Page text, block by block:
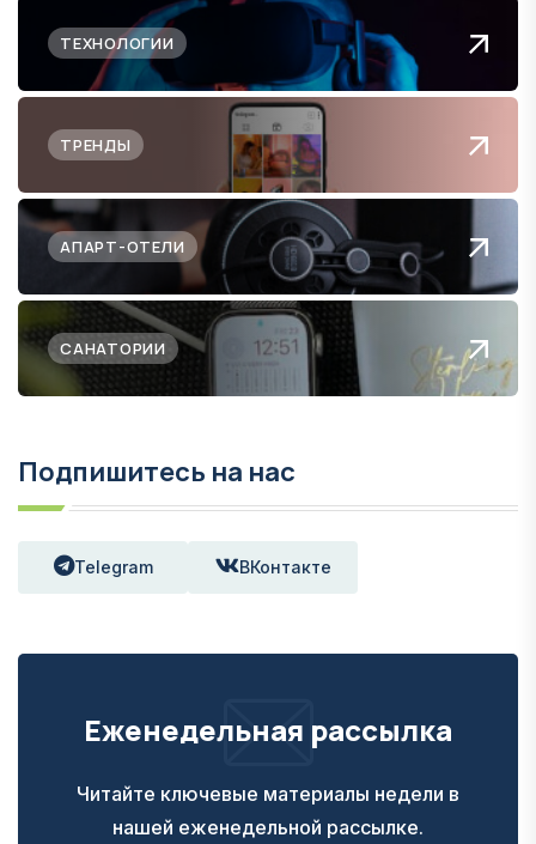
ТЕХНОЛОГИИ
ТРЕНДЫ
АПАРТ-ОТЕЛИ
САНАТОРИИ
Подпишитесь на нас
Telegram ВКонтакте
Еженедельная рассылка
Читайте ключевые материалы недели в
нашей еженедельной рассылке.